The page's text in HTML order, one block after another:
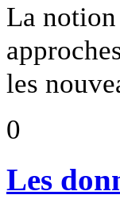
La
les
0
Les